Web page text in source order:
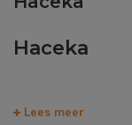
Haceka
Lees meer